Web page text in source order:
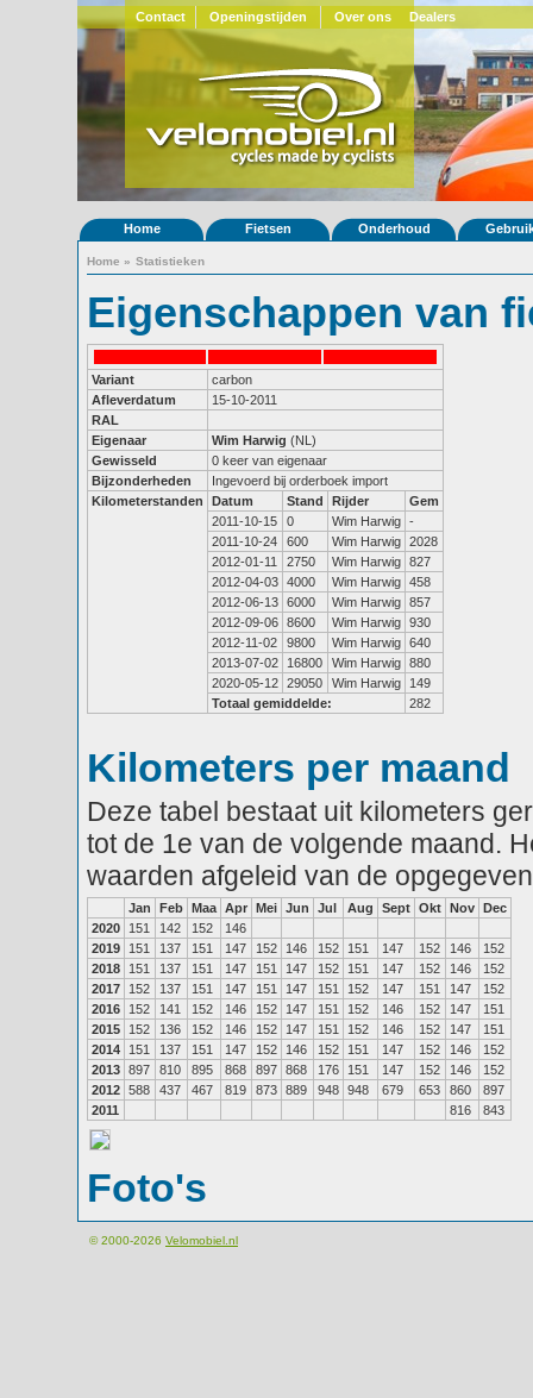
Contact Openingstijden Over ons Dealers
Home Fietsen Onderhoud
Home » Statistieken
Eigenschappen van
Variant
carbon
Afleverdatum
15-10-2011
RAL
Eigenaar
Wim Harwig (NL)
Gewisseld
0 keer van eigenaar
Bijzonderheden
Ingevoerd bij orderboek import
Kilometerstanden
Datum Stand Rijder
Gem
2011-10-15
0 Wim Harwig -
2011-10-24
600 Wim Harwig 2028
2012-01-11
2750 Wim Harwig 827
2012-04-03 4000 Wim Harwig 458
2012-06-13 6000 Wim Harwig 857
2012-09-06 8600 Wim Harwig 930
2012-11-02
9800 Wim Harwig 640
2013-07-02
16800 Wim Harwig 880
2020-05-12 29050 Wim Harwig
149
Totaal gemiddelde:
282
Kilometers per maand
Deze tabel bestaat uit kilometers
tot de 1e van de volgende maand.
waarden afgeleid van de
Jan Feb Maa Apr Mei Jun Jul Aug Sept Okt Nov Dec
2020
151 142 152
146
2019
151 137 151 147 152 146 152 151 147 152 146
152
2018
151 137 151 147 151 147 152 151 147 152 146
152
2017
152 137 151 147 151 147 151 152 147 151 147
152
2016
152 141 152 146 152 147 151 152 146 152 147
151
2015
152 136 152 146 152 147 151 152 146 152 147
151
2014
151 137 151 147 152 146 152 151 147 152 146
152
2013 897 810 895 868 897 868 176 151 147 152 146
152
2012 588 437 467 819 873 889 948 948 679 653 860
897
2011
816 843
Foto's
© 2000-2026 Velomobiel.nl